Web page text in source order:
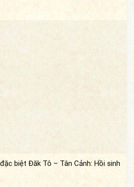
biệt Đăk Tô – Tân Cảnh: Hồi sinh